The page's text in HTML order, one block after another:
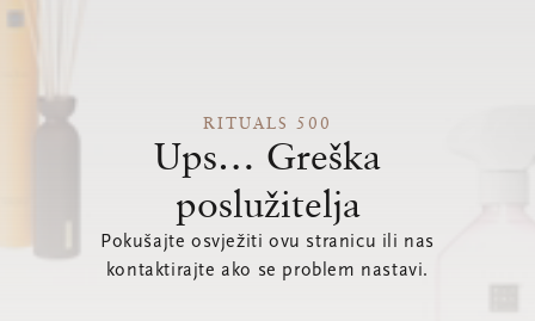
RITUALS 500
Ups… Greška
poslužitelja
Pokušajte osvježiti ovu stranicu ili nas
kontaktirajte ako se problem nastavi.